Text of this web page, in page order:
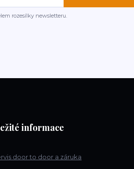
rozesílky newsletteru.
informace
door to door a záruka